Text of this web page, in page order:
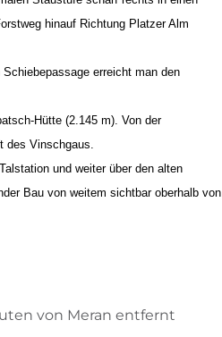
hinauf Richtung Platzer Alm
erreicht man den
Hütte (2.145 m). Von der
des Vinschgaus.
und weiter über den alten
Bau von weitem sichtbar oberhalb von
von Meran entfernt